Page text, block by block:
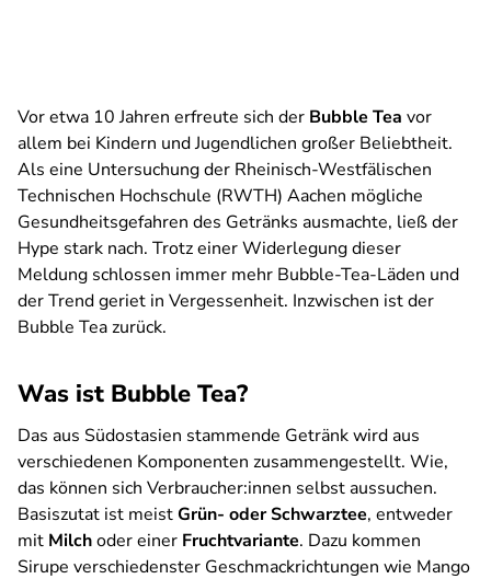
Vor etwa 10 Jahren erfreute sich der Bubble Tea vor
allem bei Kindern und Jugendlichen großer Beliebtheit.
Als eine Untersuchung der Rheinisch-Westfälischen
Technischen Hochschule (RWTH) Aachen mögliche
Gesundheitsgefahren des Getränks ausmachte, ließ der
Hype stark nach. Trotz einer Widerlegung dieser
Meldung schlossen immer mehr Bubble-Tea-Läden und
der Trend geriet in Vergessenheit. Inzwischen ist der
Bubble Tea zurück.
Was ist Bubble Tea?
Das aus Südostasien stammende Getränk wird aus
verschiedenen Komponenten zusammengestellt. Wie,
das können sich Verbraucher:innen selbst aussuchen.
Basiszutat ist meistGrün- oder Schwarztee, entweder
mit Milchoder einer Fruchtvariante. Dazu kommen
Sirupe verschiedenster Geschmackrichtungen wie Mango